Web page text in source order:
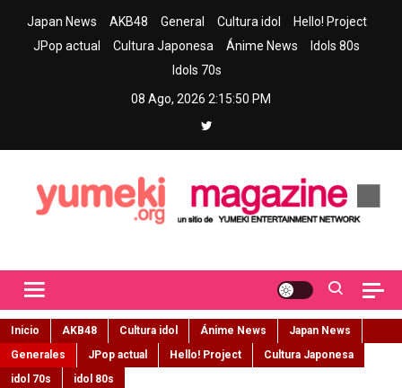
Japan News AKB48 General Cultura idol
Hello! Project
JPop actual
Cultura Japonesa Ánime News
Idols 80s
Idols 70s
08 Ago, 2026 2:15:51 PM
Inicio AKB48 Cultura idol Ánime News
Japan News
Generales
JPop actual Hello! Project
Cultura Japonesa
idol 70s
idol 80s